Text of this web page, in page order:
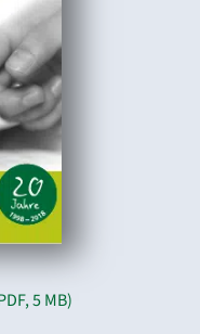
5 MB)